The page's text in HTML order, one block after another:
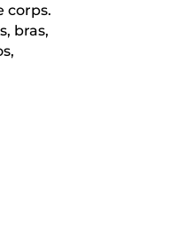
corps.
bras,